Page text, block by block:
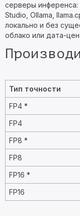
серверы инференса:
Studio, Ollama,
локально и без
облако или дата-
Тип точности
FP4 *
FP4
FP8 *
FP8
FP16 *
FP16